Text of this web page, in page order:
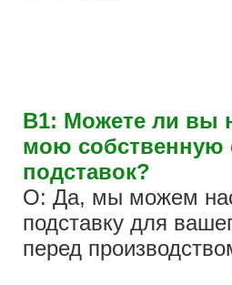
В1: Можете ли вы
мою собственную
подставок?
О: Да, мы можем
подставку для
перед